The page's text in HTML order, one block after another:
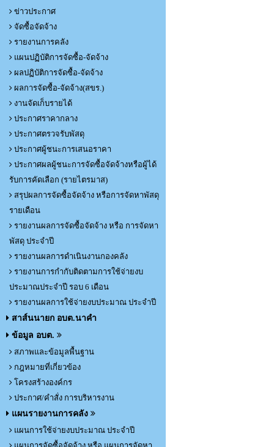
ข่าวประกาศ
จัดซื้อจัดจ้าง
รายงานการคลัง
แผนปฏิบัติการจัดซื้อ-จัดจ้าง
ผลปฏิบัติการจัดซื้อ-จัดจ้าง
ผลการจัดซื้อ-จัดจ้าง(สขร.)
งานจัดเก็บรายได้
ประกาศราคากลาง
ประกาศตรวจรับพัสดุ
ประกาศผู้ชนะการเสนอราคา
ประกาศผลผู้ชนะการจัดซื้อจัดจ้างหรือผู้ได้
รับการคัดเลือก (รายไตรมาส)
สรุปผลการจัดซื้อจัดจ้าง หรือการจัดหาพัสดุ
รายเดือน
รายงานผลการจัดซื้อจัดจ้าง หรือ การจัดหา
พัสดุ ประจำปี
รายงานผลการดำเนินงานกองคลัง
รายงานการกำกับติดตามการใช้จ่ายงบ
ประมาณประจำปี รอบ 6 เดือน
รายงานผลการใช้จ่ายงบประมาณ ประจำปี
สาส์นนายก อบต.นาคำ
ข้อมูล อบต.
สภาพและข้อมูลพื้นฐาน
กฎหมายที่เกี่ยวข้อง
โครงสร้างองค์กร
ประกาศ/คำสั่ง การบริหารงาน
แผนรายงานการคลัง
แผนการใช้จ่ายงบประมาณ ประจำปี